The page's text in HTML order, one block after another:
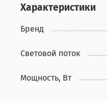
Характеристики
Бренд
Световой поток
Мощность, Вт